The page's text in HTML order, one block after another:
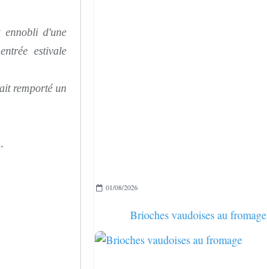
ennobli d'une
estivale
remporté un
01/08/2026
Brioches vaudoises au fromage